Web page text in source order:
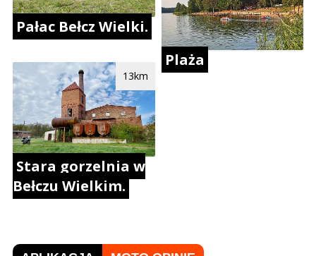
Pałac Bełcz Wielki.
Stara gorzelnia w
Bełczu Wielkim.
13km
Plaża